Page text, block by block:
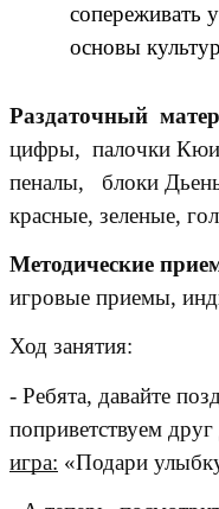
сопереживать
основы
Раздаточный
цифры, палочки
пеналы, блоки
красные, зеленые,
Методические
игровые приемы,
Ход занятия:
- Ребята, давайте
поприветствуем друг
игра: «Подари